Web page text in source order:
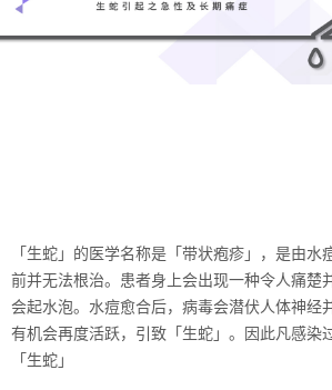
「生蛇」的医学名称是「带状疱疹」，是由水
前并无法根治。 患者身上会出现一种令人痛楚
会起水泡。 水痘愈合后，病毒会潜伏人体神经
有机会再度活跃，引致「生蛇」。
因此凡感染
「生蛇」